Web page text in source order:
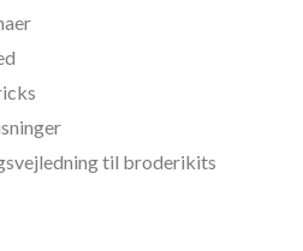
til broderikits